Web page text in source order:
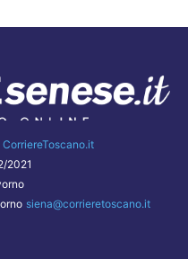
CorriereToscano.it
2021
siena@corrieretoscano.it